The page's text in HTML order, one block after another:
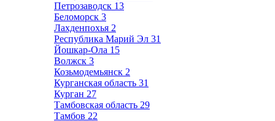
Петрозаводск 13
Беломорск 3
Лахденпохья 2
Республика Марий Эл 31
Йошкар-Ола 15
Волжск 3
Козьмодемьянск 2
Курганская область 31
Курган 27
Тамбовская область 29
Тамбов 22